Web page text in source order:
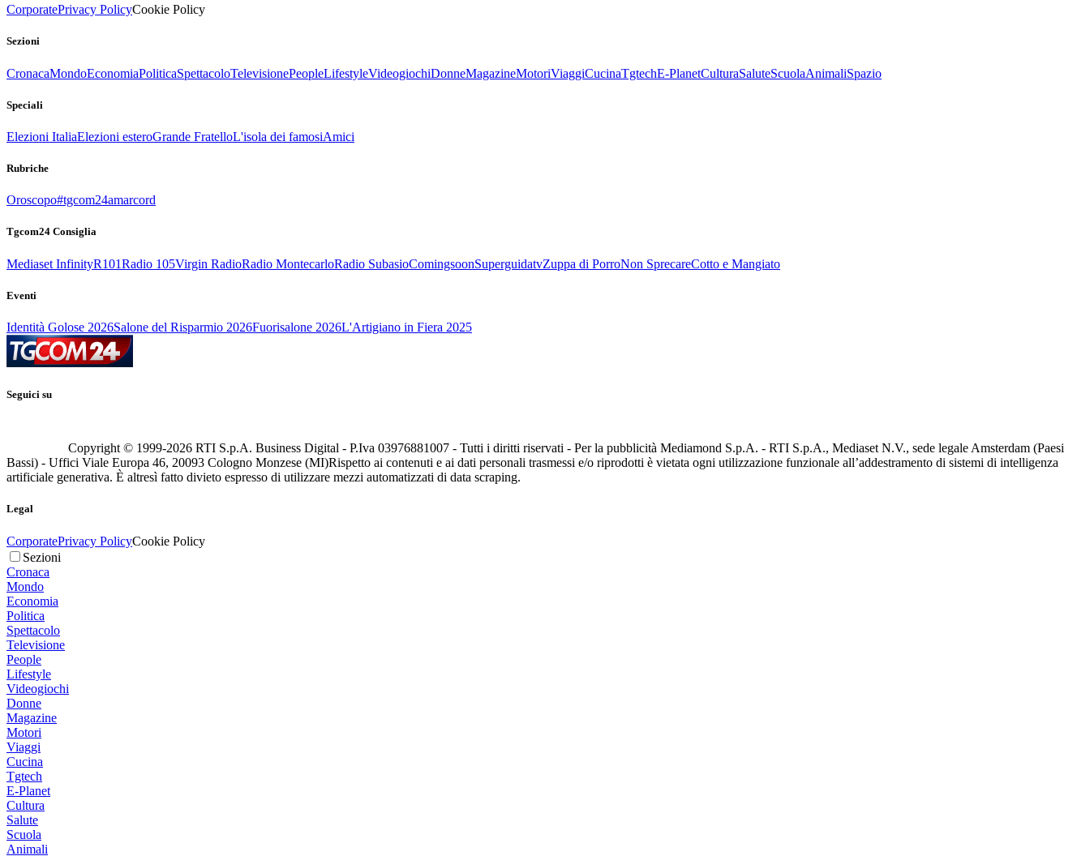
CorporatePrivacy PolicyCookie Policy
Sezioni
CronacaMondoEconomiaPoliticaSpettacoloTelevisionePeopleLifestyleVideogiochiDonneMagazineMotoriViaggiCucinaTgtechE-PlanetCulturaSaluteScuolaAnimaliSpazio
Speciali
Elezioni ItaliaElezioni esteroGrande FratelloL'isola dei famosiAmici
Rubriche
Oroscopo#tgcom24amarcord
Tgcom24 Consiglia
Mediaset InfinityR101Radio 105Virgin RadioRadio MontecarloRadio SubasioComingsoonSuperguidatvZuppa di PorroNon SprecareCotto e Mangiato
Eventi
Identità Golose 2026Salone del Risparmio 2026Fuorisalone 2026L'Artigiano in Fiera 2025
Seguici su
Copyright © 1999-2026 RTI S.p.A. Business Digital - P.Iva 03976881007 - Tutti i diritti riservati - Per la pubblicità Mediamond S.p.A. - RTI S.p.A., Mediaset N.V., sede legale Amsterdam (Paesi
Bassi) - Uffici Viale Europa 46, 20093 Cologno Monzese (MI)Rispetto ai contenuti e ai dati personali trasmessi e/o riprodotti è vietata ogni utilizzazione funzionale all’addestramento di sistemi di intelligenza
artificiale generativa. È altresì fatto divieto espresso di utilizzare mezzi automatizzati di data scraping.
Legal
CorporatePrivacy PolicyCookie Policy
Sezioni
Cronaca
Mondo
Economia
Politica
Spettacolo
Televisione
People
Lifestyle
Videogiochi
Donne
Magazine
Motori
Viaggi
Cucina
Tgtech
E-Planet
Cultura
Salute
Scuola
Animali